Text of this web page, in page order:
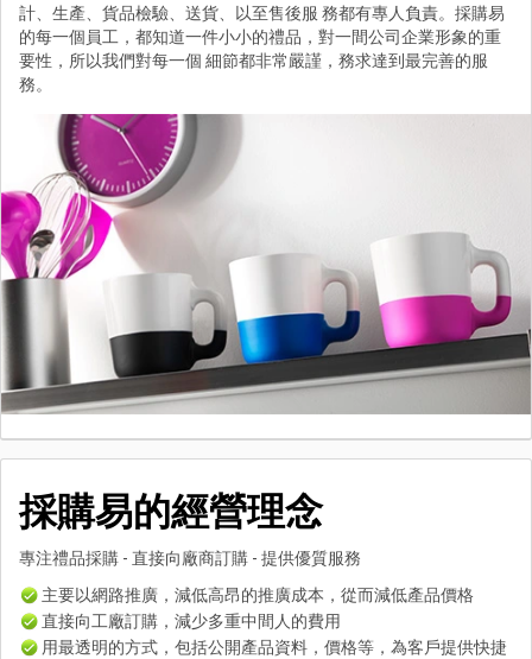
計、生產、貨品檢驗、送貨、以至售後服 務都有專人負責。採購易
的每一個員工，都知道一件小小的禮品，對一間公司企業形象的重
要性，所以我們對每一個 細節都非常嚴謹，務求達到最完善的服
務。
採購易的經營理念
專注禮品採購 - 直接向廠商訂購 - 提供優質服務
主要以網路推廣，減低高昂的推廣成本，從而減低產品價格
直接向工廠訂購，減少多重中間人的費用
用最透明的方式，包括公開產品資料，價格等，為客戶提供快捷